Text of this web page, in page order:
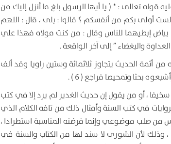
تعالى : * ( يا أيها الرسول بلغ ما أنزل إليك من
: ” ألست أولى بكم من أنفسكم ؟ قالوا : بلى ، قال : اللهم
بياض إبطيهما للناس وقال : من كنت مولاه فهذا علي
والبغضاء ” إلى آخر الواقعة .
أئمة الحديث يتجاوز ثلاثمائة وستين راويا وقد ألف
بحثا وتمحيصا فراجع ( 6 ) .
، أو من يقول إن حديث الغدير لم يرد إلا في كتب
في كتب السنة وأمثال ذلك من تافه الكلام الذي
من صلب موضوعي وإنما فرضته المناسبة استطرادا ،
لأن الشورى لا سند لها من الكتاب والسنة في